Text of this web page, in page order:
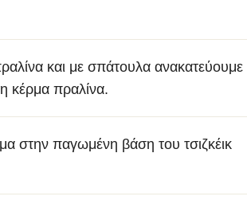
και με σπάτουλα ανακατεύουμε
κέρμα πραλίνα.
στην παγωμένη βάση του τσιζκέικ